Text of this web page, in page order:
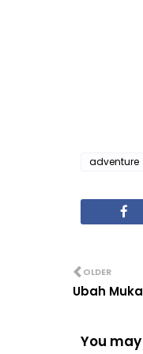
adventure
OLDER
Ubah
You